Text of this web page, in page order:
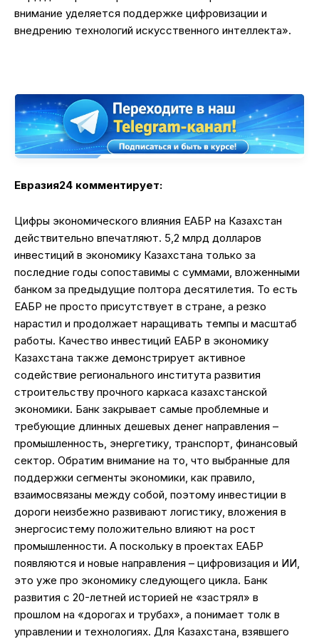
внимание уделяется поддержке цифровизации и
внедрению технологий искусственного интеллекта».
Евразия24 комментирует:
Цифры экономического влияния ЕАБР на Казахстан
действительно впечатляют. 5,2 млрд долларов
инвестиций в экономику Казахстана только за
последние годы сопоставимы с суммами, вложенными
банком за предыдущие полтора десятилетия. То есть
ЕАБР не просто присутствует в стране, а резко
нарастил и продолжает наращивать темпы и масштаб
работы. Качество инвестиций ЕАБР в экономику
Казахстана также демонстрирует активное
содействие регионального института развития
строительству прочного каркаса казахстанской
экономики. Банк закрывает самые проблемные и
требующие длинных дешевых денег направления –
промышленность, энергетику, транспорт, финансовый
сектор. Обратим внимание на то, что выбранные для
поддержки сегменты экономики, как правило,
взаимосвязаны между собой, поэтому инвестиции в
дороги неизбежно развивают логистику, вложения в
энергосистему положительно влияют на рост
промышленности. А поскольку в проектах ЕАБР
появляются и новые направления – цифровизация и ИИ,
это уже про экономику следующего цикла. Банк
развития с 20-летней историей не «застрял» в
прошлом на «дорогах и трубах», а понимает толк в
управлении и технологиях. Для Казахстана, взявшего